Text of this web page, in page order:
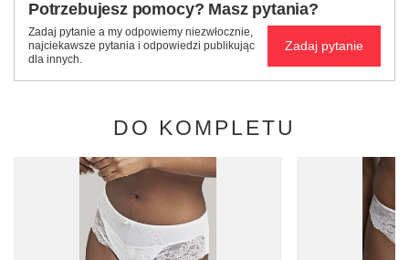
Potrzebujesz pomocy? Masz pytania?
Zadaj pytanie a my odpowiemy niezwłocznie,
najciekawsze pytania i odpowiedzi publikując
dla innych.
Zadaj pytanie
DO KOMPLETU